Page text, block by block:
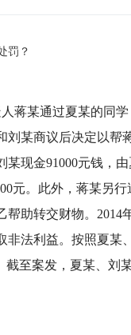
罚？
某通过夏某的同学
某商议后决定以帮
某现金91000元钱，
元。此外，蒋某另
助转交财物。2014
法利益。按照夏某
至案发，夏某、刘